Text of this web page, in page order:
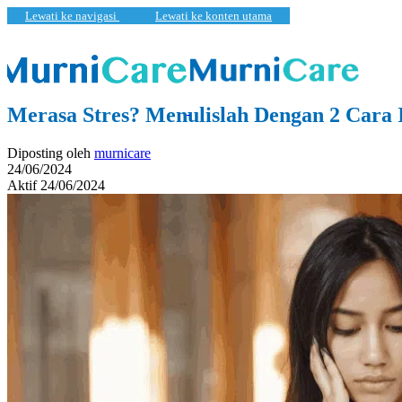
Lewati ke navigasi Lewati ke konten utama
Kesehatan Pembaruan
Merasa Stres? Menulislah Dengan 2 Cara
Diposting oleh murnicare
24/06/2024
Aktif 24/06/2024